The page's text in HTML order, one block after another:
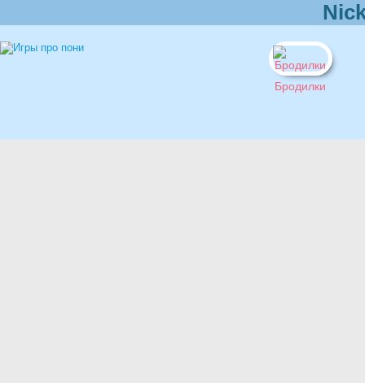
Бродилки